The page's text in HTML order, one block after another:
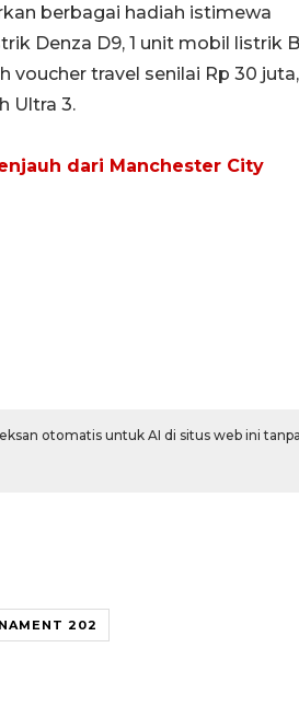
berbagai hadiah istimewa
Denza D9, 1 unit mobil listrik
voucher travel senilai Rp 30
Ultra 3.
dari Manchester City
otomatis untuk AI di situs web ini tanpa
202